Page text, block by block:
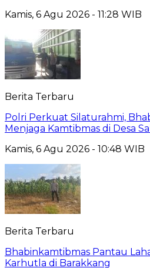
Kamis, 6 Agu 2026 - 11:28 WIB
Berita Terbaru
Polri Perkuat Silaturahmi,
Menjaga Kamtibmas di Desa
Kamis, 6 Agu 2026 - 10:48 WIB
Berita Terbaru
Bhabinkamtibmas Pantau
Karhutla di Barakkang